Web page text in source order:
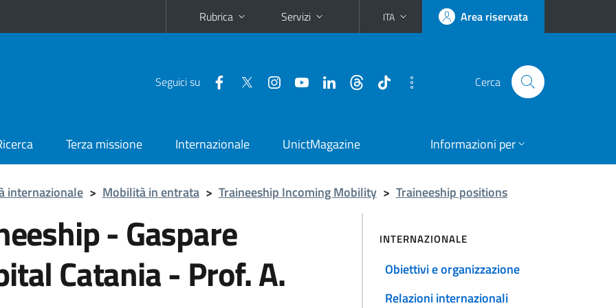
Rubrica Servizi ITA Area riservata
Seguici su Cerca
Terza missione Internazionale UnictMagazine Informazioni per
internazionale > Mobilità in entrata > Traineeship Incoming Mobility > Traineeship positions
- Gaspare
Catania - Prof. A.
INTERNAZIONALE
Obiettivi e organizzazione
Relazioni internazionali